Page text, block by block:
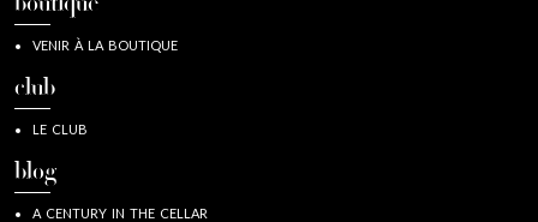
VENIR À LA BOUTIQUE
club
LE CLUB
blog
A CENTURY IN THE CELLAR